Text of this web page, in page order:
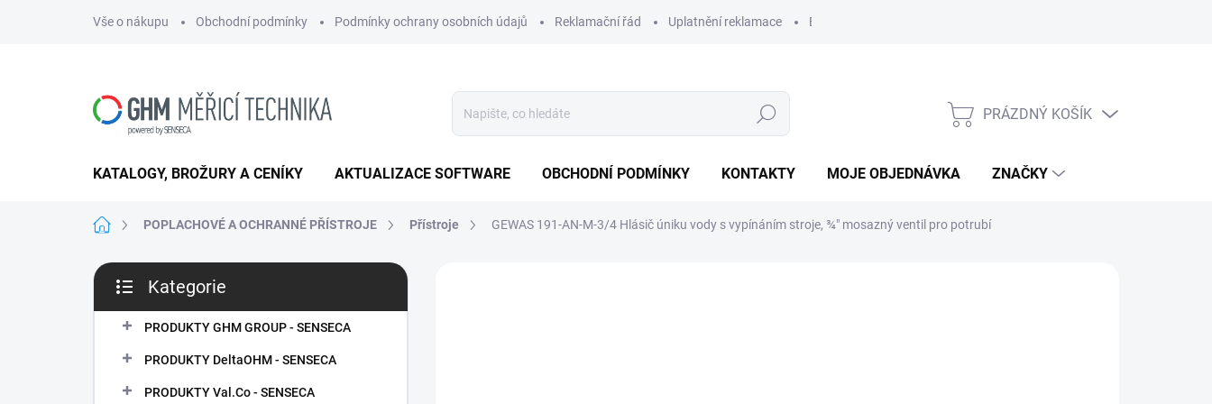
Vše o nákupu Obchodní podmínky Podmínky ochrany osobních údajů Reklamační řád Uplatnění reklamace Bezpečnostní informace
Hledat
NÁKUPNÍ
PRÁZDNÝ KOŠÍK
KATALOGY, BROŽURY A CENÍKY AKTUALIZACE SOFTWARE OBCHODNÍ PODMÍNKY KONTAKTY MOJE OBJEDNÁVKA ZNAČKY
Domů POPLACHOVÉ A OCHRANNÉ PŘÍSTROJE Přístroje GEWAS 191-AN-M-3/4 Hlásič úniku vody s vypínáním stroje, ¾" mosazný ventil pro potrubí
P
s
kategorie
Kategorie
PRODUKTY GHM GROUP - SENSECA
PRODUKTY DeltaOHM - SENSECA
PRODUKTY Val.Co - SENSECA